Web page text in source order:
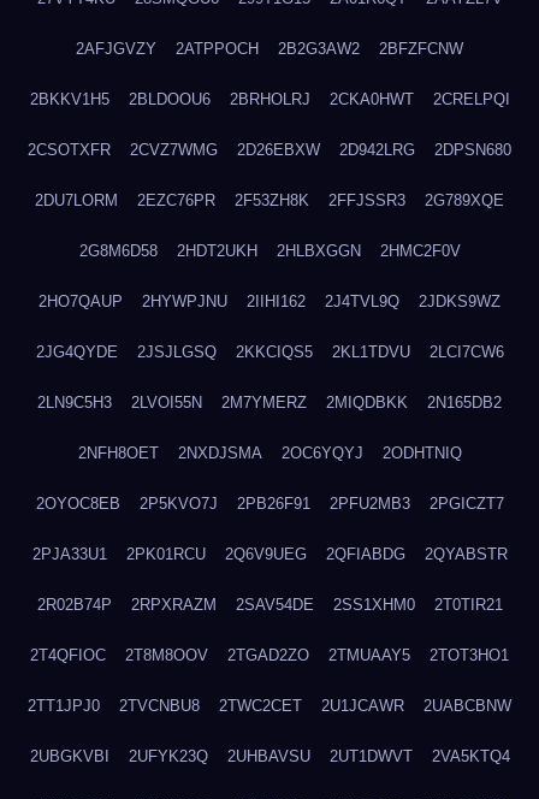
2AFJGVZY 2ATPPOCH 2B2G3AW2 2BFZFCNW
2BKKV1H5 2BLDOOU6 2BRHOLRJ 2CKA0HWT 2CRELPQI
2CSOTXFR 2CVZ7WMG 2D26EBXW 2D942LRG 2DPSN680
2DU7LORM 2EZC76PR 2F53ZH8K 2FFJSSR3 2G789XQE
2G8M6D58 2HDT2UKH 2HLBXGGN 2HMC2F0V
2HO7QAUP 2HYWPJNU 2IIHI162 2J4TVL9Q 2JDKS9WZ
2JG4QYDE 2JSJLGSQ 2KKCIQS5 2KL1TDVU 2LCI7CW6
2LN9C5H3 2LVOI55N 2M7YMERZ 2MIQDBKK 2N165DB2
2NFH8OET 2NXDJSMA 2OC6YQYJ 2ODHTNIQ
2OYOC8EB 2P5KVO7J 2PB26F91 2PFU2MB3 2PGICZT7
2PJA33U1 2PK01RCU 2Q6V9UEG 2QFIABDG 2QYABSTR
2R02B74P 2RPXRAZM 2SAV54DE 2SS1XHM0 2T0TIR21
2T4QFIOC 2T8M8OOV 2TGAD2ZO 2TMUAAY5 2TOT3HO1
2TT1JPJ0 2TVCNBU8 2TWC2CET 2U1JCAWR 2UABCBNW
2UBGKVBI 2UFYK23Q 2UHBAVSU 2UT1DWVT 2VA5KTQ4